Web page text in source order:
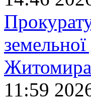
Житомира
11:59